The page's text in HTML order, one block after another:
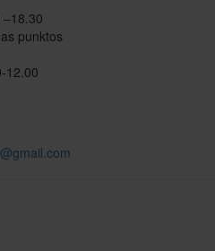
punktos